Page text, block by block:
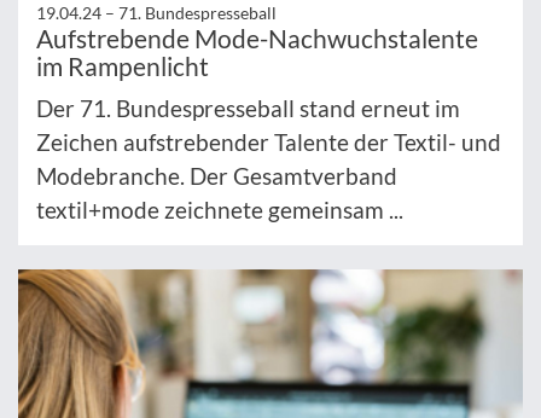
19.04.24 – 71. Bundespresseball
Aufstrebende Mode-Nachwuchstalente
im Rampenlicht
Der 71. Bundespresseball stand erneut im
Zeichen aufstrebender Talente der Textil- und
Modebranche. Der Gesamtverband
textil+mode zeichnete gemeinsam ...